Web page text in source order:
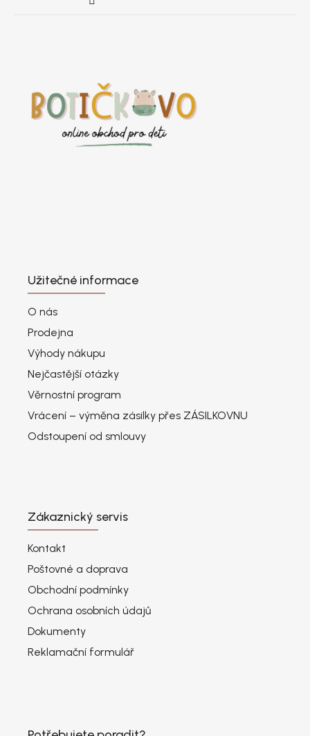
Užitečné informace
O nás
Prodejna
Výhody nákupu
Nejčastější otázky
Věrnostní program
Vrácení – výměna zásilky přes ZÁSILKOVNU
Odstoupení od smlouvy
Zákaznický servis
Kontakt
Poštovné a doprava
Obchodní podmínky
Ochrana osobních údajů
Dokumenty
Reklamační formulář